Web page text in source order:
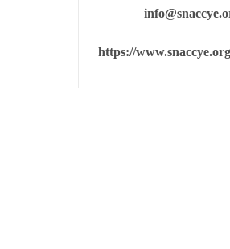
https://www.snaccye.org